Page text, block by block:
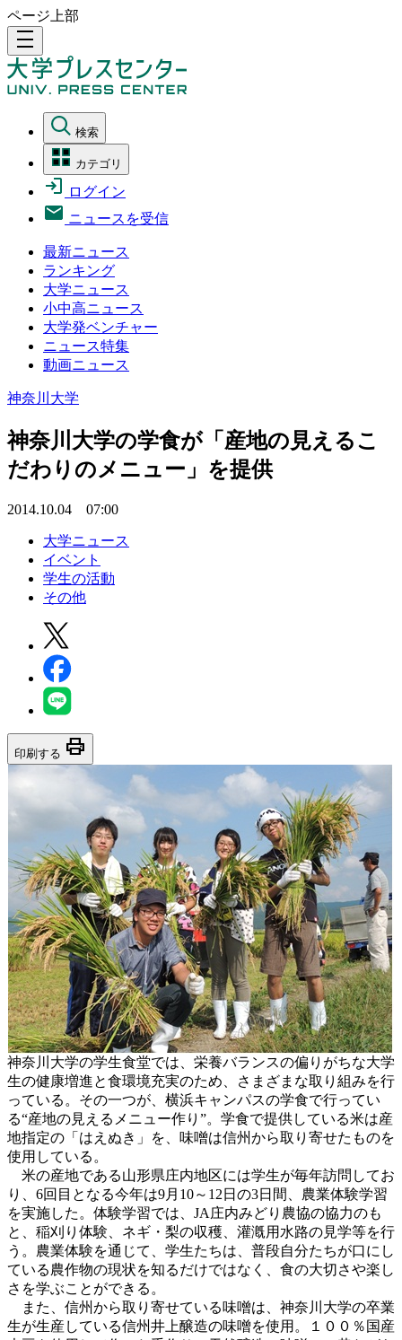
ページ上部
density_medium
検索
カテゴリ
ログイン
ニュースを受信
最新ニュース
ランキング
大学ニュース
小中高ニュース
大学発ベンチャー
ニュース特集
動画ニュース
神奈川大学
神奈川大学の学食が「産地の見えるこ
だわりのメニュー」を提供
2014.10.04 07:00
大学ニュース
イベント
学生の活動
その他
印刷する print
神奈川大学の学生食堂では、栄養バランスの偏りがちな大学
生の健康増進と食環境充実のため、さまざまな取り組みを行
っている。その一つが、横浜キャンパスの学食で行ってい
る“産地の見えるメニュー作り”。学食で提供している米は産
地指定の「はえぬき」を、味噌は信州から取り寄せたものを
使用している。
米の産地である山形県庄内地区には学生が毎年訪問してお
り、6回目となる今年は9月10～12日の3日間、農業体験学習
を実施した。体験学習では、JA庄内みどり農協の協力のも
と、稲刈り体験、ネギ・梨の収穫、灌漑用水路の見学等を行
う。農業体験を通じて、学生たちは、普段自分たちが口にし
ている農作物の現状を知るだけではなく、食の大切さや楽し
さを学ぶことができる。
また、信州から取り寄せている味噌は、神奈川大学の卒業
生が生産している信州井上醸造の味噌を使用。１００％国産